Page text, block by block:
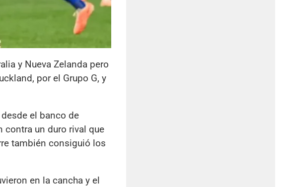
y Nueva Zelanda pero
por el Grupo G, y
el banco de
contra un duro rival que
también consiguió los
en la cancha y el